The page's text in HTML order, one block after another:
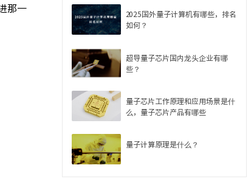
那一
2025国外量子计算机有哪些，排名
如何？
超导量子芯片国内龙头企业有哪
些？
量子芯片工作原理和应用场景是什
么，量子芯片产品有哪些
量子计算原理是什么？